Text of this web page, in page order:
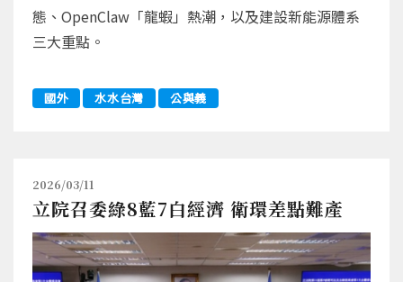
態、OpenClaw「龍蝦」熱潮，以及建設新能源體系
三大重點。
國外 水水台灣 公與義
2026/03/11
立院召委綠8藍7白經濟 衛環差點難產